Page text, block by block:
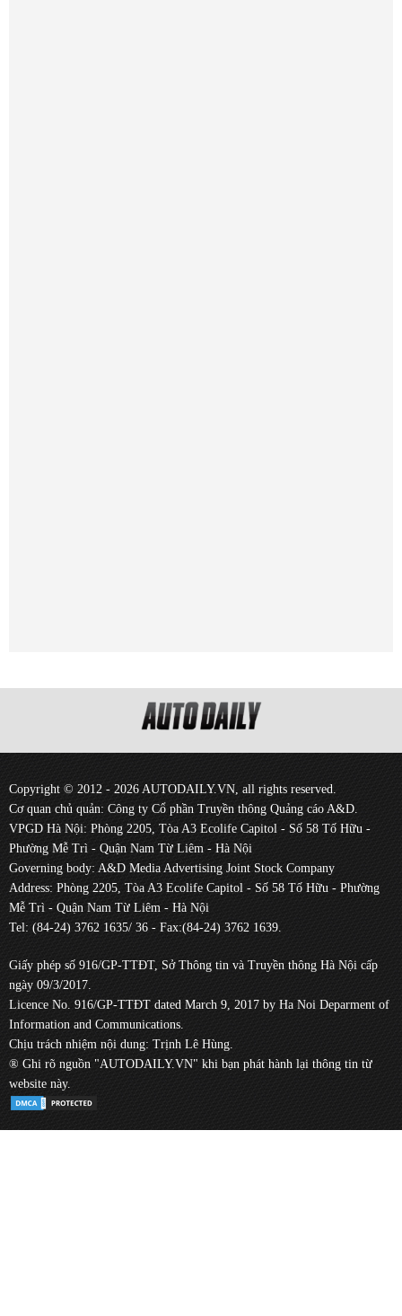
Copyright © 2012 - 2026 AUTODAILY.VN, all rights reserved.
Cơ quan chủ quản: Công ty Cổ phần Truyền thông Quảng cáo A&D.
VPGD Hà Nội: Phòng 2205, Tòa A3 Ecolife Capitol - Số 58 Tố Hữu -
Phường Mễ Trì - Quận Nam Từ Liêm - Hà Nội
Governing body: A&D Media Advertising Joint Stock Company
Address: Phòng 2205, Tòa A3 Ecolife Capitol - Số 58 Tố Hữu - Phường
Mễ Trì - Quận Nam Từ Liêm - Hà Nội
Tel: (84-24) 3762 1635/ 36 - Fax:(84-24) 3762 1639.
Giấy phép số 916/GP-TTĐT, Sở Thông tin và Truyền thông Hà Nội cấp
ngày 09/3/2017.
Licence No. 916/GP-TTĐT dated March 9, 2017 by Ha Noi Deparment of
Information and Communications.
Chịu trách nhiệm nội dung: Trịnh Lê Hùng.
® Ghi rõ nguồn "AUTODAILY.VN" khi bạn phát hành lại thông tin từ
website này.